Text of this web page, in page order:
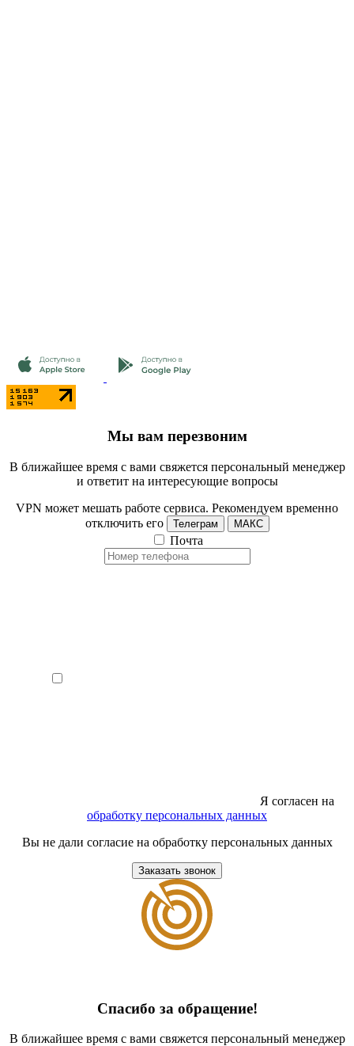
Мы вам перезвоним
В ближайшее время с вами свяжется персональный менеджер
и ответит на интересующие вопросы
VPN может мешать работе сервиса. Рекомендуем временно
отключить его
Телеграм МАКС
Почта
Я согласен на
обработку персональных данных
Вы не дали согласие на обработку персональных данных
Заказать звонок
Спасибо за обращение!
В ближайшее время с вами свяжется персональный менеджер